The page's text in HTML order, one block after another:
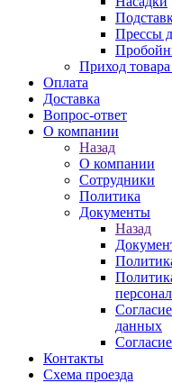
Прессы
Приход
Оплата
Доставка
Вопрос-ответ
О компании
Назад
О компании
Сотрудники
Политика
Документы
Назад
данных
Контакты
Схема проезда